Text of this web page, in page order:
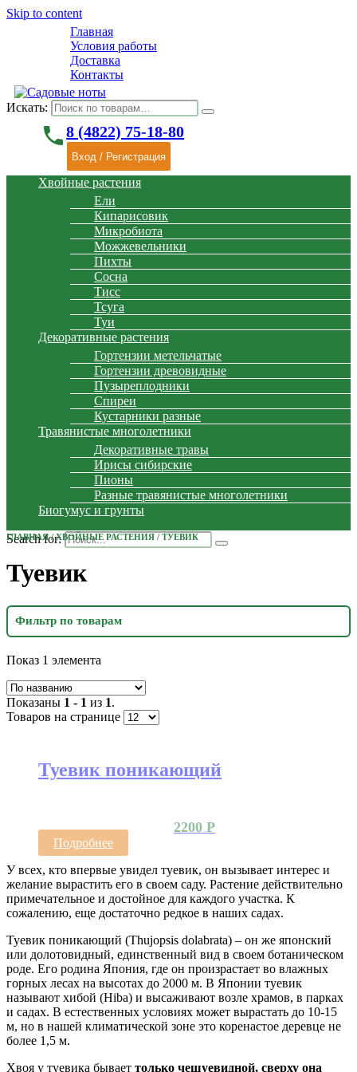
Skip to content
Главная
Условия работы
Доставка
Контакты
Искать:
phone8 (4822) 75-18-80
Вход / Регистрация
Хвойные растения
Ели
Кипарисовик
Микробиота
Можжевельники
Пихты
Сосна
Тисс
Тсуга
Туи
Декоративные растения
Гортензии метельчатые
Гортензии древовидные
Пузыреплодники
Спиреи
Кустарники разные
Травянистые многолетники
Декоративные травы
Ирисы сибирские
Пионы
Разные травянистые многолетники
Биогумус и грунты
Search for:
ГЛАВНАЯ/ХВОЙНЫЕ РАСТЕНИЯ / ТУЕВИК
Туевик
Фильтр по товарам
Показ 1 элемента
Показаны 1 - 1 из 1.
Товаров на странице
Туевик поникающий
2200 Р
Подробнее
У всех, кто впервые увидел туевик, он вызывает интерес и
желание вырастить его в своем саду. Растение действительно
примечательное и достойное для каждого участка. К
сожалению, еще достаточно редкое в наших садах.
Туевик поникающий (Thujopsis dolabrata) – он же японский
или долотовидный, единственный вид в своем ботаническом
роде. Его родина Япония, где он произрастает во влажных
горных лесах на высотах до 2000 м. В Японии туевик
называют хибой (Hiba) и высаживают возле храмов, в парках
и садах. В естественных условиях может вырастать до 10-15
м, но в нашей климатической зоне это коренастое деревце не
более 1,5 м.
Хвоя у туевика бывает только чешуевидной, сверху она